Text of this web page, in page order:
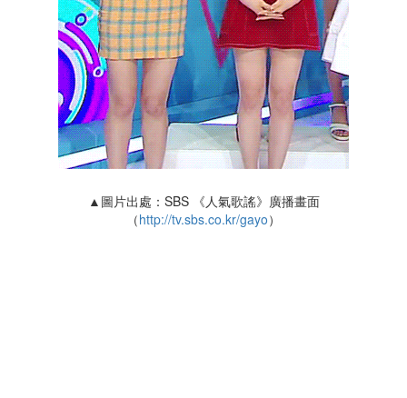
▲圖片出處：SBS 《人氣歌謠》廣播畫面
（http://tv.sbs.co.kr/gayo）